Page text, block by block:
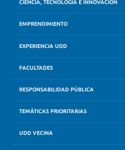
CIENCIA, TECNOLOGÍA E INNOVACIÓN
EMPRENDIMIENTO
EXPERIENCIA UDD
FACULTADES
RESPONSABILIDAD PÚBLICA
TEMÁTICAS PRIORITARIAS
UDD VECINA